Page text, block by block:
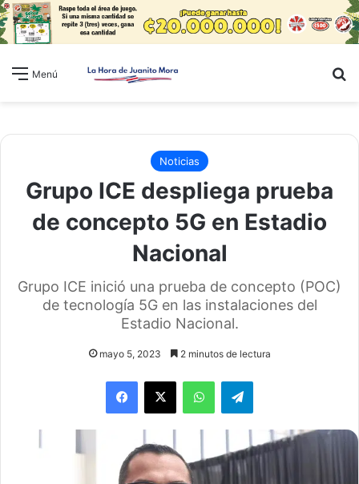
Menú
Noticias
Grupo ICE despliega prueba
de concepto 5G en Estadio
Nacional
Grupo ICE inició una prueba de concepto (POC)
de tecnología 5G en las instalaciones del
Estadio Nacional.
mayo 5, 2023 2 minutos de lectura
WhatsAppTelegram